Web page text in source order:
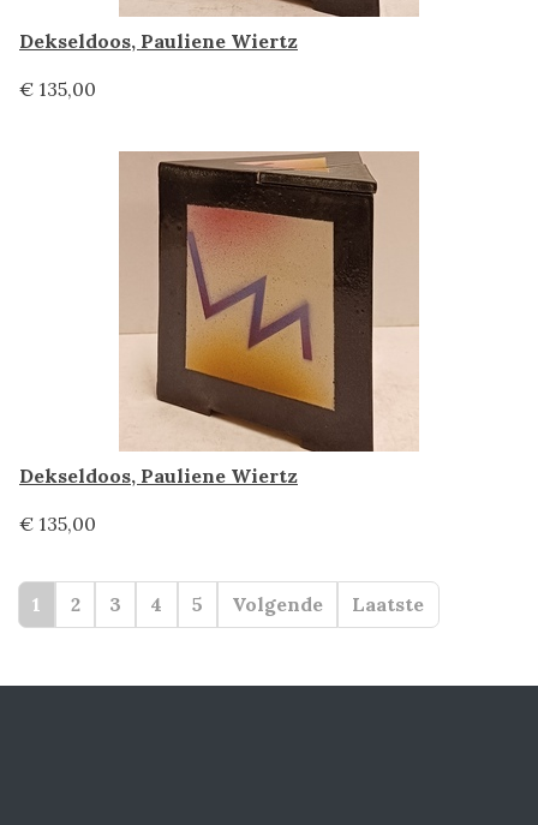
Dekseldoos, Pauliene Wiertz
€ 135,00
Dekseldoos, Pauliene Wiertz
€ 135,00
1 2 3 4 5 Volgende Laatste